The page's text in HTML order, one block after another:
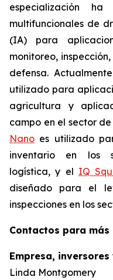
especialización ha
multifuncionales de
(IA) para
monitoreo,
defensa.
utilizado para
agricultura y
campo en el sector
Nano es utilizado
inventario en los
logística, y el IQ
diseñado para el
inspecciones en los
Contactos para
Empresa,
Linda Montgomery